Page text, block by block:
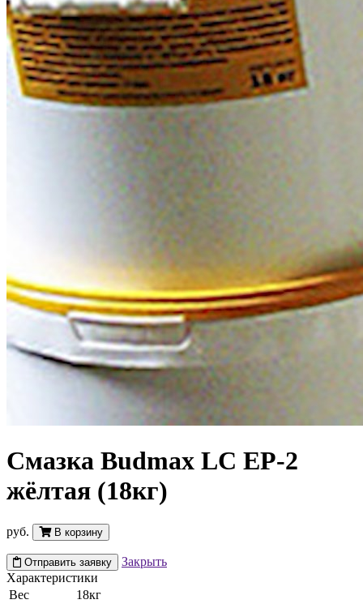
Смазка Budmax LC EP-2
жёлтая (18кг)
руб. В корзину
Отправить заявку
Закрыть
Характеристики
Вес
18кг